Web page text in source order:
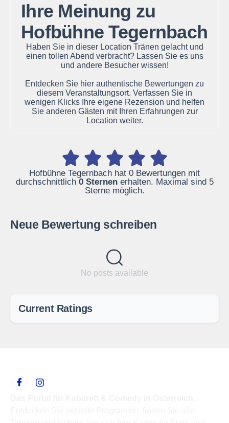
Ihre Meinung zu
Hofbühne Tegernbach
Haben Sie in dieser Location Tränen gelacht und
einen tollen Abend verbracht? Lassen Sie es uns
und andere Besucher wissen!
Entdecken Sie hier authentische Bewertungen zu
diesem Veranstaltungsort. Verfassen Sie in
wenigen Klicks Ihre eigene Rezension und helfen
Sie anderen Gästen mit Ihren Erfahrungen zur
Location weiter.
Hofbühne Tegernbach hat 0 Bewertungen mit
durchschnittlich 0 Sternenerhalten. Maximal sind 5
Sterne möglich.
Neue Bewertung schreiben
No posts available
Current Ratings